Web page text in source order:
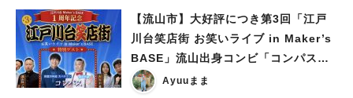
【流山市】大好評につき第3回「江戸
川台笑店街 お笑いライブ in Maker’s
BASE」流山出身コンビ「コンパス」
も登場！8/23（日）
Ayuuまま